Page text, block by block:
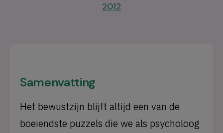
2012
Samenvatting
Het bewustzijn blijft altijd een van de
boeiendste puzzels die we als psycholoog